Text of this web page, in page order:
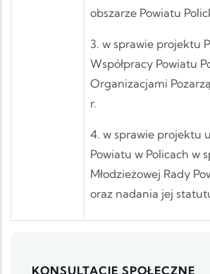
obszarze Powiatu
3. w sprawie projektu
Współpracy Powiatu
Organizacjami
r.
4. w sprawie projektu
Powiatu w Policach w
Młodzieżowej Rady
oraz nadania jej
KONSULTACJE SPOŁECZNE